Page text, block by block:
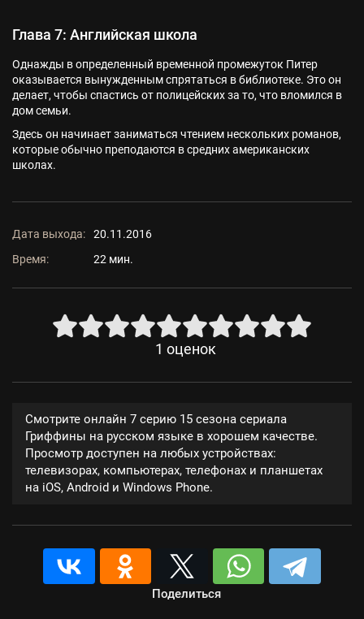
Глава 7: Английская школа
Однажды в определенный временной промежуток Питер
оказывается вынужденным спрятаться в библиотеке. Это он
делает, чтобы спастись от полицейских за то, что вломился в
дом семьи.
Здесь он начинает заниматься чтением нескольких романов,
которые обычно преподаются в средних американских
школах.
Дата выхода:
20.11.2016
Время:
22 мин.
1 оценок
Смотрите онлайн 7 серию 15 сезона сериала
Гриффины на русском языке в хорошем качестве.
Просмотр доступен на любых устройствах:
телевизорах, компьютерах, телефонах и планшетах
на iOS, Android и Windows Phone.
Поделиться